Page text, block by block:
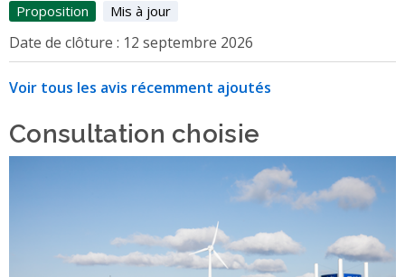
Proposition Mis à jour
Date de clôture : 12 septembre 2026
Voir tous les avis récemment ajoutés
Consultation choisie